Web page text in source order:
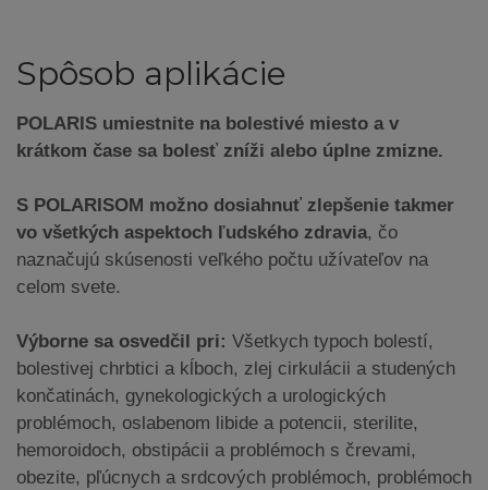
Spôsob aplikácie
POLARIS umiestnite na bolestivé miesto a v
krátkom čase sa bolesť zníži alebo úplne zmizne.
S POLARISOM možno dosiahnuť zlepšenie takmer
vo všetkých aspektoch ľudského zdravia, čo
naznačujú skúsenosti veľkého počtu užívateľov na
celom svete.
Výborne sa osvedčil pri: Všetkych typoch bolestí,
bolestivej chrbtici a kĺboch, zlej cirkulácii a studených
končatinách, gynekologických a urologických
problémoch, oslabenom libide a potencii, sterilite,
hemoroidoch, obstipácii a problémoch s črevami,
obezite, pľúcnych a srdcových problémoch, problémoch